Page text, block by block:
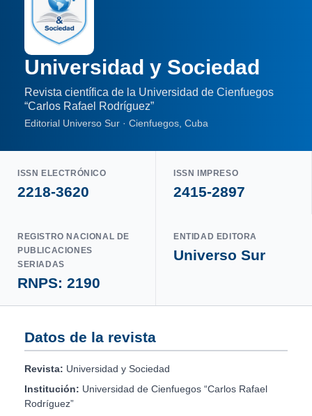
Universidad y Sociedad
Revista científica de la Universidad de Cienfuegos
“Carlos Rafael Rodríguez”
Editorial Universo Sur · Cienfuegos, Cuba
ISSN ELECTRÓNICO
2218-3620
ISSN IMPRESO
2415-2897
REGISTRO NACIONAL DE
PUBLICACIONES
SERIADAS
RNPS: 2190
ENTIDAD EDITORA
Universo Sur
Datos de la revista
Revista: Universidad y Sociedad
Institución: Universidad de Cienfuegos “Carlos Rafael
Rodríguez”